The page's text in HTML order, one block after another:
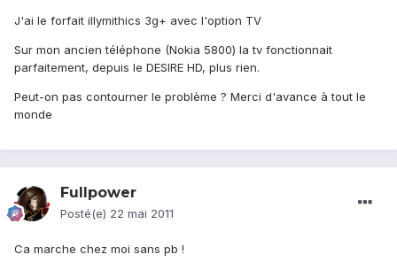
J'ai le forfait illymithics 3g+ avec l'option TV
Sur mon ancien téléphone (Nokia 5800) la tv fonctionnait
parfaitement, depuis le DESIRE HD, plus rien.
Peut-on pas contourner le problème ? Merci d'avance à tout le
monde
Fullpower
Posté(e) 22 mai 2011
Ca marche chez moi sans pb !